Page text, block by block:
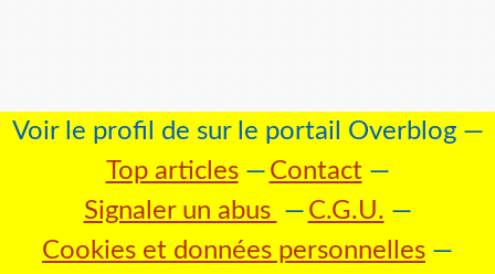
Voir le profil de sur le portail Overblog
Top articles
Contact
Signaler un abus
C.G.U.
Cookies et données personnelles